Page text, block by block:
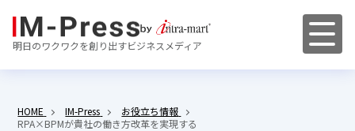
明日のワクワクを創り出すビジネスメディア
HOME IM-Press
お役立ち情報
RPA×BPMが貴社の働き方改革を実現する